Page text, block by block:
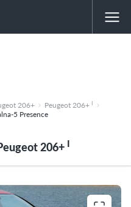
206+ Peugeot 206+ I
5 Presence
206+ I